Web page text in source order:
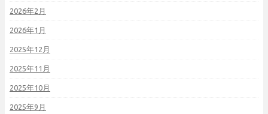
2026年2月
2026年1月
2025年12月
2025年11月
2025年10月
2025年9月